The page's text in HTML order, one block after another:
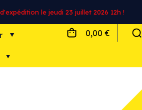
le jeudi 23 juillet 2026 12h !
0,00 €